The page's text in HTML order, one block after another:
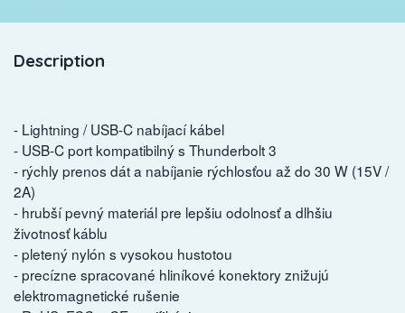
Description
- Lightning / USB-C nabíjací kábel
- USB-C port kompatibilný s Thunderbolt 3
- rýchly prenos dát a nabíjanie rýchlosťou až do 30 W (15V /
2A)
- hrubší pevný materiál pre lepšiu odolnosť a dlhšiu
životnosť káblu
- pletený nylón s vysokou hustotou
- precízne spracované hliníkové konektory znižujú
elektromagnetické rušenie